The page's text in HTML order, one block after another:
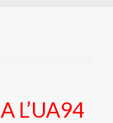
L’UA94